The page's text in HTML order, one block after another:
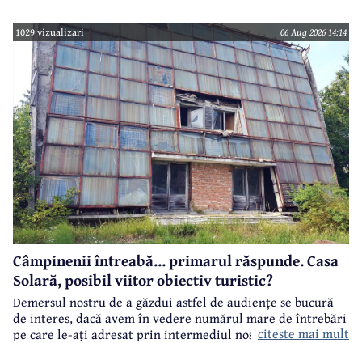
estival.
1029 vizualizari 06 Aug 2026 14:14
Câmpinenii întreabă... primarul răspunde. Casa
Solară, posibil viitor obiectiv turistic?
Demersul nostru de a găzdui astfel de audiențe se bucură
de interes, dacă avem în vedere numărul mare de întrebări
pe care le-ați adresat prin intermediul nostru primarului
citeste mai mult